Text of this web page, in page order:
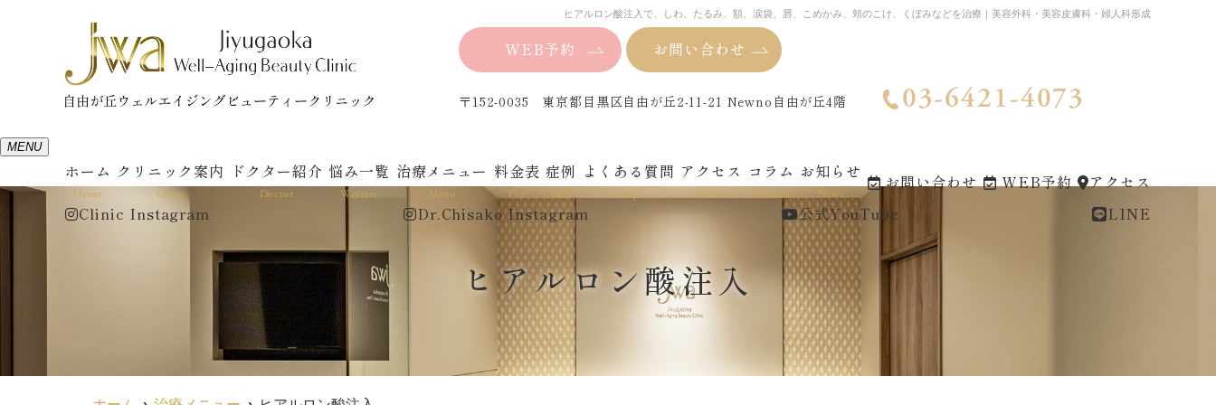
ヒアルロン酸注入で、しわ、たるみ、額、涙袋、唇、こめかみ、頬のこけ、くぼみなどを治療｜美容外科・美容皮膚科・婦人科形成
WEB予約 お問い合わせ
〒152-0035 東京都目黒区自由が丘2-11-21 Newno自由が丘4階 03-6421-4073
MENU
ホーム
Home
クリニック案内
Clinic
ドクター紹介
Doctor
悩み一覧
Worries
治療メニュー
Menu
料金表
Fee
症例
case
よくある質問
Faq
アクセス
Access
コラム
Column
お知らせ
News
お問い合わせ WEB予約 アクセス
Clinic Instagram Dr.Chisako Instagram 公式YouTube LINE
ヒアルロン酸注入